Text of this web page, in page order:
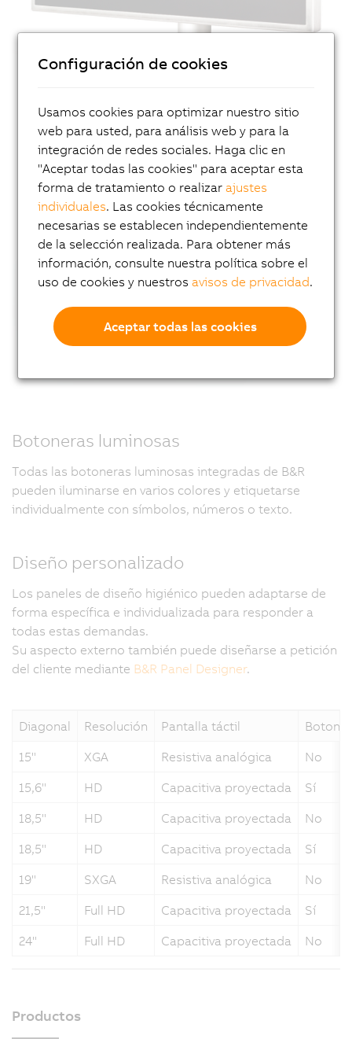
Botoneras luminosas
Todas las botoneras luminosas integradas de B&R
pueden iluminarse en varios colores y etiquetarse
individualmente con símbolos, números o texto.
Diseño personalizado
Los paneles de diseño higiénico pueden adaptarse de
forma específica e individualizada para responder a
todas estas demandas.
Su aspecto externo también puede diseñarse a petición
del cliente mediante B&R Panel Designer.
Diagonal Resolución Pantalla táctil
15"
XGA Resistiva analógica
No
15,6"
HD Capacitiva proyectada
Sí
18,5"
HD Capacitiva proyectada
No
18,5"
HD Capacitiva proyectada
Sí
19"
SXGA Resistiva analógica
No
21,5"
Full HD Capacitiva proyectada
Sí
24"
Full HD Capacitiva proyectada No
Productos
Configuración de cookies
Usamos cookies para optimizar nuestro sitio
web para usted, para análisis web y para la
integración de redes sociales. Haga clic en
"Aceptar todas las cookies" para aceptar esta
forma de tratamiento o realizarajustes
individuales. Las cookies técnicamente
necesarias se establecen independientemente
de la selección realizada. Para obtener más
información, consulte nuestra política sobre el
uso de cookies y nuestrosavisos de privacidad.
Aceptar todas las cookies